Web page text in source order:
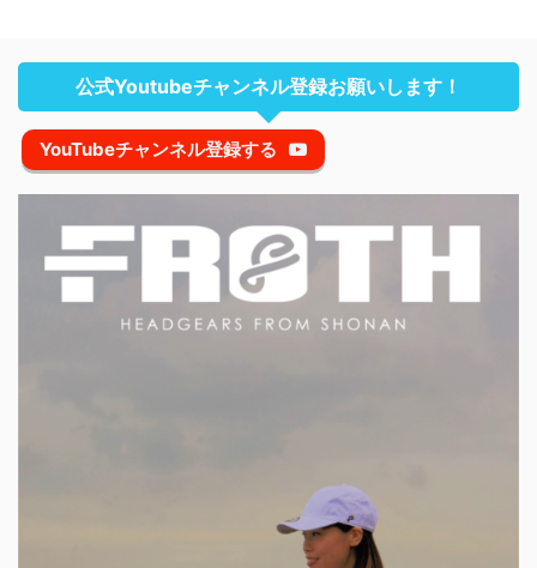
公式Youtubeチャンネル登録お願いします！
YouTubeチャンネル登録する